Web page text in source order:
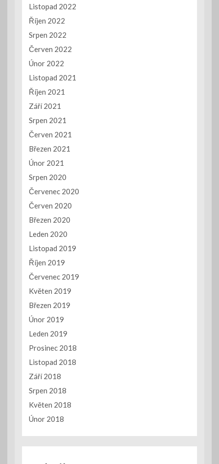
Listopad 2022
Říjen 2022
Srpen 2022
Červen 2022
Únor 2022
Listopad 2021
Říjen 2021
Září 2021
Srpen 2021
Červen 2021
Březen 2021
Únor 2021
Srpen 2020
Červenec 2020
Červen 2020
Březen 2020
Leden 2020
Listopad 2019
Říjen 2019
Červenec 2019
Květen 2019
Březen 2019
Únor 2019
Leden 2019
Prosinec 2018
Listopad 2018
Září 2018
Srpen 2018
Květen 2018
Únor 2018